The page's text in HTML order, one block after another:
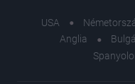
USA
Anglia